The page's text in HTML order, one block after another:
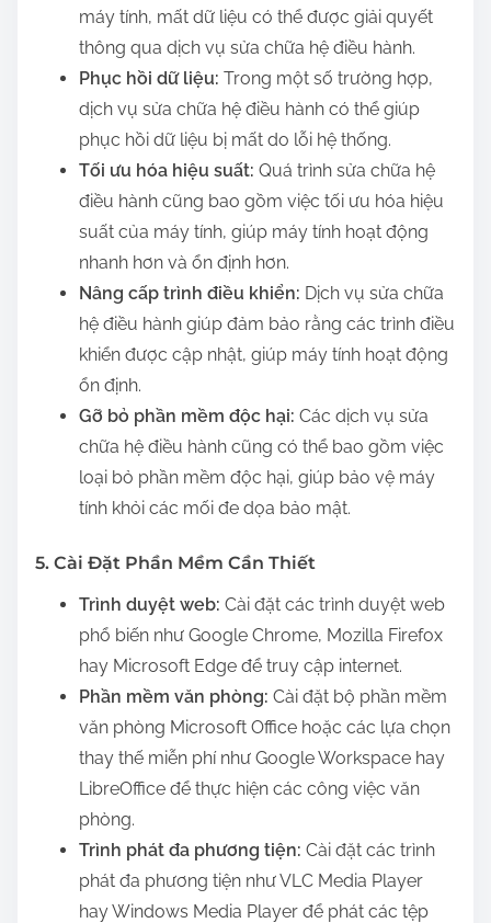
máy tính, mất dữ liệu có thể được giải quyết
thông qua dịch vụ sửa chữa hệ điều hành.
Phục hồi dữ liệu: Trong một số trường hợp,
dịch vụ sửa chữa hệ điều hành có thể giúp
phục hồi dữ liệu bị mất do lỗi hệ thống.
Tối ưu hóa hiệu suất: Quá trình sửa chữa hệ
điều hành cũng bao gồm việc tối ưu hóa hiệu
suất của máy tính, giúp máy tính hoạt động
nhanh hơn và ổn định hơn.
Nâng cấp trình điều khiển: Dịch vụ sửa chữa
hệ điều hành giúp đảm bảo rằng các trình điều
khiển được cập nhật, giúp máy tính hoạt động
ổn định.
Gỡ bỏ phần mềm độc hại: Các dịch vụ sửa
chữa hệ điều hành cũng có thể bao gồm việc
loại bỏ phần mềm độc hại, giúp bảo vệ máy
tính khỏi các mối đe dọa bảo mật.
5. Cài Đặt Phần Mềm Cần Thiết
Trình duyệt web: Cài đặt các trình duyệt web
phổ biến như Google Chrome, Mozilla Firefox
hay Microsoft Edge để truy cập internet.
Phần mềm văn phòng: Cài đặt bộ phần mềm
văn phòng Microsoft Office hoặc các lựa chọn
thay thế miễn phí như Google Workspace hay
LibreOffice để thực hiện các công việc văn
phòng.
Trình phát đa phương tiện: Cài đặt các trình
phát đa phương tiện như VLC Media Player
hay Windows Media Player để phát các tệp